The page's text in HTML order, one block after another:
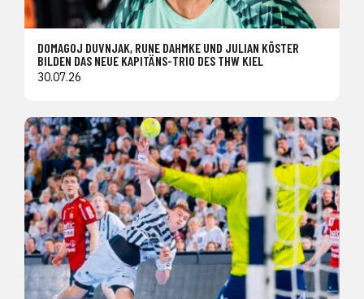
DOMAGOJ DUVNJAK, RUNE DAHMKE UND JULIAN KÖSTER
BILDEN DAS NEUE KAPITÄNS-TRIO DES THW KIEL
30.07.26